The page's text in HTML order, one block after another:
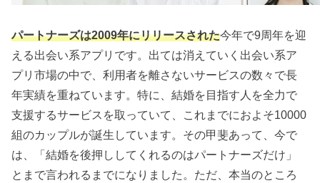
パートナーズは2009年にリリースされた今年で9周年を迎
える出会い系アプリです。出ては消えていく出会い系ア
プリ市場の中で、利用者を離さないサービスの数々で長
年実績を重ねています。特に、結婚を目指す人を全力で
支援するサービスを取っていて、これまでにおよそ10000
組のカップルが誕生しています。その甲斐あって、今で
は、「結婚を後押ししてくれるのはパートナーズだけ」
とまで言われるまでになりました。ただ、本当のところ